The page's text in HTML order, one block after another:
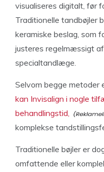
visualiseres digitalt, før
Traditionelle tandbøjler
keramiske beslag, som
justeres regelmæssigt
specialtandlæge.
Selvom begge
kan Invisalign i nogle
behandlingstid,
komplekse
Traditionelle bøjler er
omfattende eller